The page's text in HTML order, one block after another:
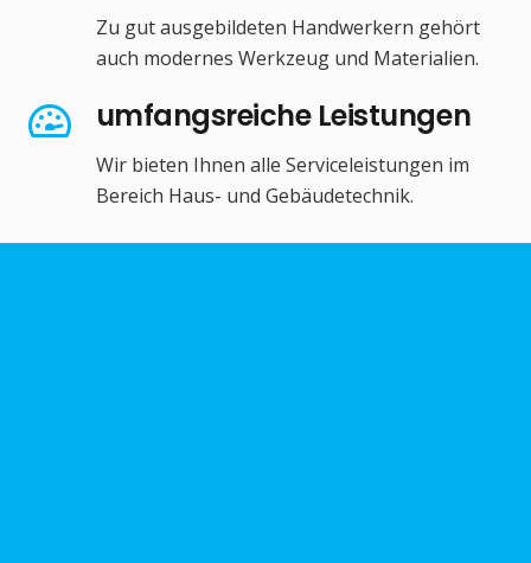
Zu gut ausgebildeten Handwerkern gehört
auch modernes Werkzeug und Materialien.
umfangsreiche Leistungen
Wir bieten Ihnen alle Serviceleistungen im
Bereich Haus- und Gebäudetechnik.